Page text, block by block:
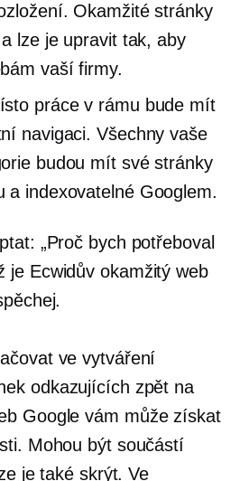
Okamžité stránky
lze je upravit tak, aby
vaší firmy.
práce v rámu bude mít
navigaci. Všechny vaše
budou mít své stránky
a indexovatelné Googlem.
„Proč bych potřeboval
je Ecwidův okamžitý web
ve vytváření
odkazujících zpět na
Google vám může získat
Mohou být součástí
je také skrýt. Ve